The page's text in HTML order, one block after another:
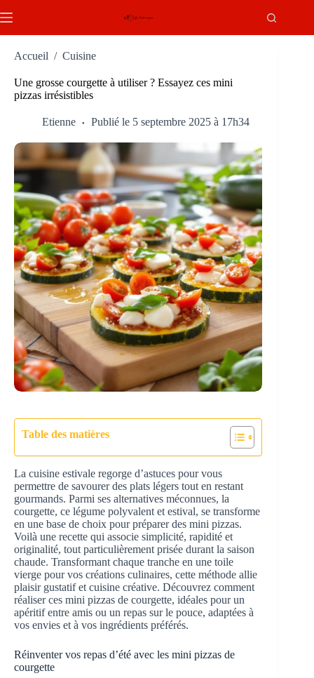
au
Accueil / Cuisine
Une grosse courgette à utiliser ? Essayez ces mini
pizzas irrésistibles
Etienne Publié le 5 septembre 2025 à 17h34
Table des matières
La cuisine estivale regorge d’astuces pour vous
permettre de savourer des plats légers tout en restant
gourmands. Parmi ses alternatives méconnues, la
courgette, ce légume polyvalent et estival, se transforme
en une base de choix pour préparer des mini pizzas.
Voilà une recette qui associe simplicité, rapidité et
originalité, tout particulièrement prisée durant la saison
chaude. Transformant chaque tranche en une toile
vierge pour vos créations culinaires, cette méthode allie
plaisir gustatif et cuisine créative. Découvrez comment
réaliser ces mini pizzas de courgette, idéales pour un
apéritif entre amis ou un repas sur le pouce, adaptées à
vos envies et à vos ingrédients préférés.
Réinventer vos repas d’été avec les mini pizzas de
courgette